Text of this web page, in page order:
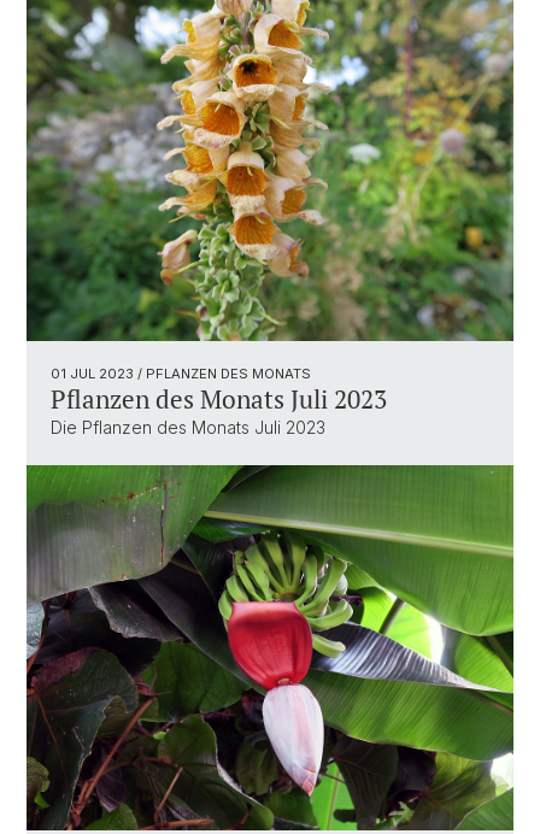
01 JUL 2023 / PFLANZEN DES MONATS
Pflanzen des Monats Juli 2023
Die Pflanzen des Monats Juli 2023